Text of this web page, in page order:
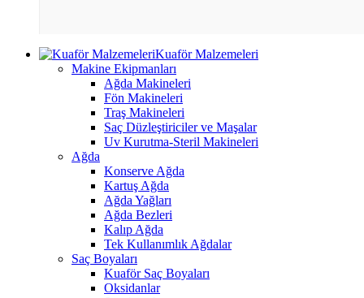
Kuaför Malzemeleri
Makine Ekipmanları
Ağda Makineleri
Fön Makineleri
Traş Makineleri
Saç Düzleştiriciler ve Maşalar
Uv Kurutma-Steril Makineleri
Ağda
Konserve Ağda
Kartuş Ağda
Ağda Yağları
Ağda Bezleri
Kalıp Ağda
Tek Kullanımlık Ağdalar
Saç Boyaları
Kuaför Saç Boyaları
Oksidanlar